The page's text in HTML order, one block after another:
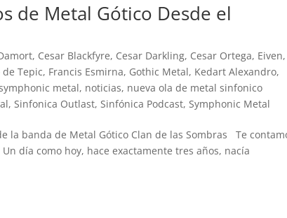
de Metal Gótico Desde el
, Cesar Blackfyre, Cesar Darkling, Cesar Ortega, Eiven,
de Tepic, Francis Esmirna, Gothic Metal, Kedart Alexandro,
metal, noticias, nueva ola de metal sinfonico
,Sinfonica Outlast,Sinfónica Podcast,Symphonic Metal
la banda de Metal Gótico Clan de las Sombras Te
día como hoy, hace exactamente tres años, nacía